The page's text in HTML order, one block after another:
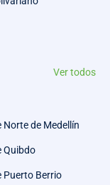
Ver todos
Norte de Medellín
Quibdo
Puerto Berrio